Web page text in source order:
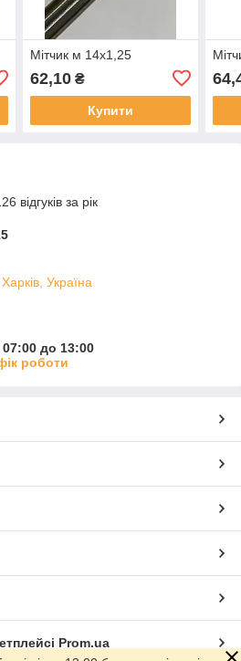
Мітчик м 14х1,25
62,10₴
Купити
відгуків за рік
Україна
до 13:00
роботи
Prom.ua